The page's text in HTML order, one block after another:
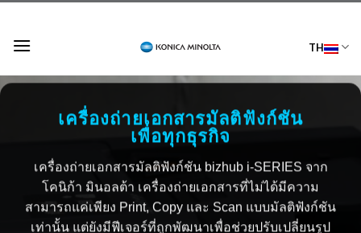
content
TH
เครื่องถ่ายเอกสารมัลติฟังก์ชัน
เพื่อทุกธุรกิจ
เครื่องถ่ายเอกสารมัลติฟังก์ชันbizhub i-SERIES จาก
โคนิก้า มินอลต้า เครื่องถ่ายเอกสารที่ไม่ได้มีความ
สามารถแค่เพียง Print, Copy และ Scan แบบมัลติฟังก์ชัน
เท่านั้น แต่ยังมีฟีเจอร์ที่ถูกพัฒนาเพื่อช่วยปรับเปลี่ยนรูป